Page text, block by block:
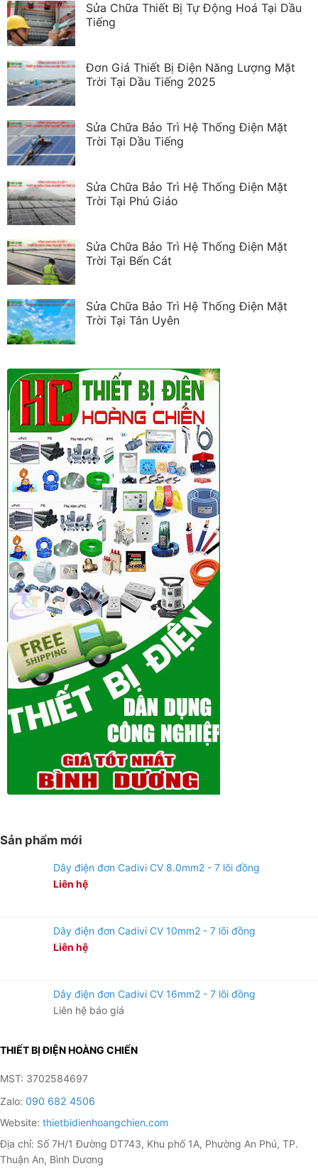
Sửa Chữa Thiết Bị Tự Động Hoá Tại Dầu
Tiếng
Đơn Giá Thiết Bị Điện Năng Lượng Mặt
Trời Tại Dầu Tiếng 2025
Sửa Chữa Bảo Trì Hệ Thống Điện Mặt
Trời Tại Dầu Tiếng
Sửa Chữa Bảo Trì Hệ Thống Điện Mặt
Trời Tại Phú Giáo
Sửa Chữa Bảo Trì Hệ Thống Điện Mặt
Trời Tại Bến Cát
Sửa Chữa Bảo Trì Hệ Thống Điện Mặt
Trời Tại Tân Uyên
Sản phẩm mới
Dây điện đơn Cadivi CV 8.0mm2 - 7 lõi đồng
Liên hệ
Dây điện đơn Cadivi CV 10mm2 - 7 lõi đồng
Liên hệ
Dây điện đơn Cadivi CV 16mm2 - 7 lõi đồng
Liên hệ báo giá
THIẾT BỊ ĐIỆN HOÀNG CHIẾN
MST: 3702584697
Zalo: 090 682 4506
Website: thietbidienhoangchien.com
Địa chỉ: Số 7H/1 Đường DT743, Khu phố 1A, Phường An Phú, TP.
Thuận An, Bình Dương